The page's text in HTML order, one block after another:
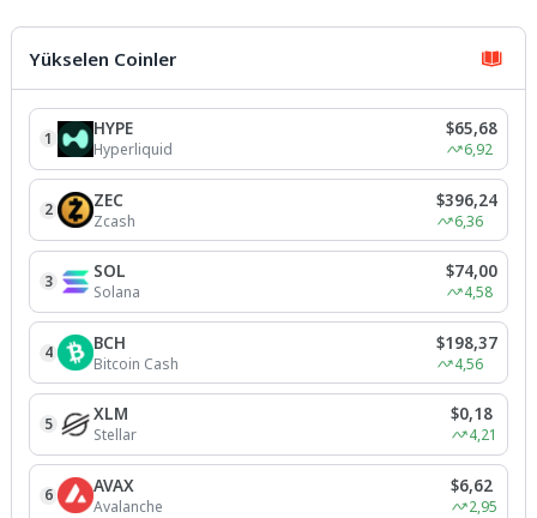
dönüşüm ve yapılaşmanın
yoğun...
Yükselen Coinler
1 HYPE
Hyperliquid
$65,68
6,92
2 ZEC
Zcash
$396,24
6,36
3 SOL
Solana
$74,00
4,58
4 BCH
Bitcoin Cash
$198,37
4,56
5 XLM
Stellar
$0,18
4,21
6 AVAX
Avalanche
$6,62
2,95